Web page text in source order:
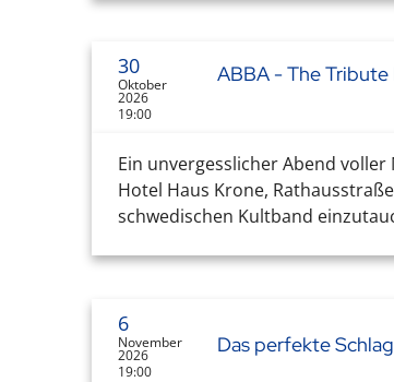
30
Oktober
2026
19:00
ABBA - The Tribute
Ein unvergesslicher Abend
Hotel Haus Krone,
schwedischen Kultband
6
November
2026
19:00
Das perfekte